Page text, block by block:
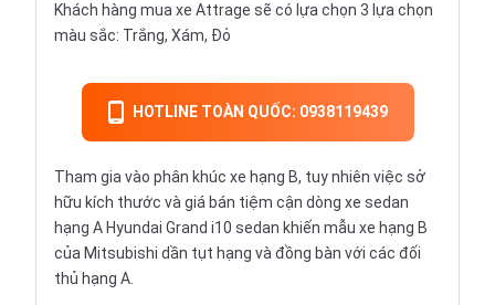
Khách hàng mua xe Attrage sẽ có lựa chọn 3 lựa chọn
màu sắc: Trắng, Xám, Đỏ
HOTLINE TOÀN QUỐC: 0938119439
Tham gia vào phân khúc xe hạng B, tuy nhiên việc sở
hữu kích thước và giá bán tiệm cận dòng xe sedan
hạng A Hyundai Grand i10 sedan khiến mẫu xe hạng B
của Mitsubishi dần tụt hạng và đồng bàn với các đối
thủ hạng A.